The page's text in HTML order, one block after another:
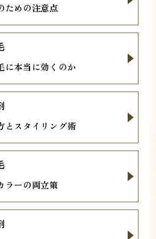
ための注意点
に本当に効くのか
とスタイリング術
ラーの両立策